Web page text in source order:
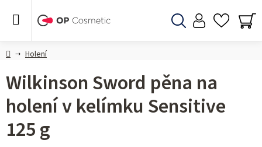
DomůHolení
Wilkinson Sword pěna na
holení v kelímku Sensitive
125 g